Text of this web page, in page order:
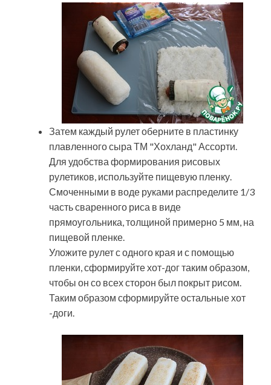
Затем каждый рулет оберните в пластинку
плавленного сыра ТМ "Хохланд" Ассорти.
Для удобства формирования рисовых
рулетиков, используйте пищевую пленку.
Смоченными в воде руками распределите 1/3
часть сваренного риса в виде
прямоугольника, толщиной примерно 5 мм, на
пищевой пленке.
Уложите рулет с одного края и с помощью
пленки, сформируйте хот-дог таким образом,
чтобы он со всех сторон был покрыт рисом.
Таким образом сформируйте остальные хот
-доги.